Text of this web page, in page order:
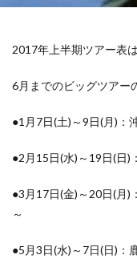
2017年上半期ツアー表
6月までのビッグツアー
●1月7日(土)～9日(月)：
●2月15日(水)～19日(日)
●3月17日(金)～20日(月)
～
●5月3日(水)～7日(日)：